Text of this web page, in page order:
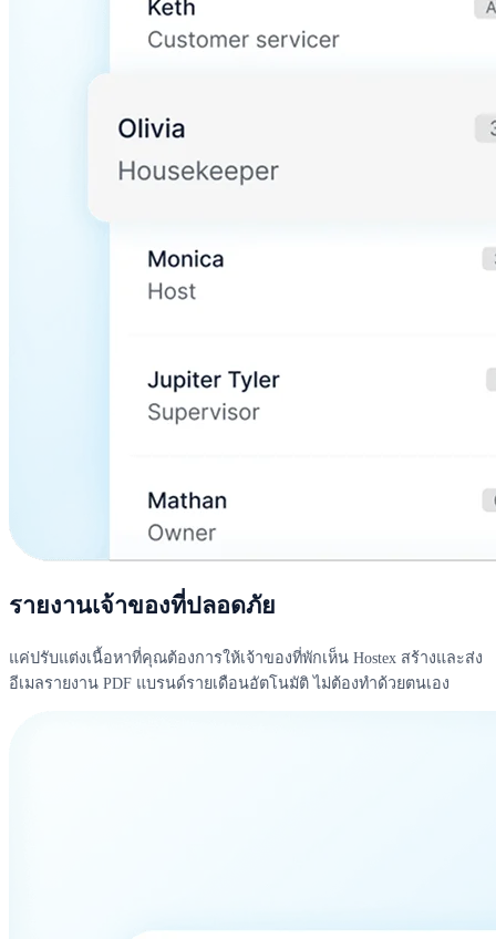
รายงานเจ้าของที่ปลอดภัย
แค่ปรับแต่งเนื้อหาที่คุณต้องการให้เจ้าของที่พักเห็น Hostex สร้างและส่ง
อีเมลรายงาน PDF แบรนด์รายเดือนอัตโนมัติ ไม่ต้องทำด้วยตนเอง